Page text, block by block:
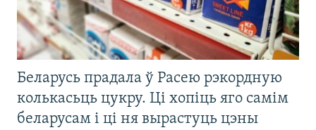
Беларусь прадала ў Расею рэкордную
колькасьць цукру. Ці хопіць яго самім
беларусам і ці ня вырастуць цэны